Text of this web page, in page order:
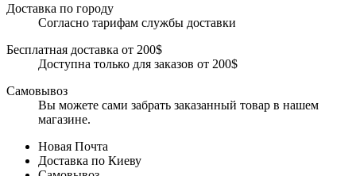
Доставка по городу
Согласно тарифам службы доставки
Бесплатная доставка от 200$
Доступна только для заказов от 200$
Самовывоз
Вы можете сами забрать заказанный товар в нашем
магазине.
Новая Почта
Доставка по Киеву